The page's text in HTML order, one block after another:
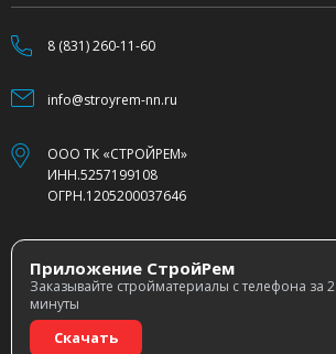
8 (831) 260-11-60
info@stroyrem-nn.ru
ООО ТК «СТРОЙРЕМ»
ИНН.5257199108
ОГРН.1205200037646
Приложение СтройРем
Заказывайте стройматериалы с телефона за 2
минуты
Скачать